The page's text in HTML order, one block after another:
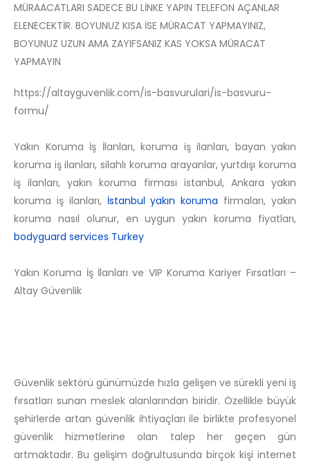
MÜRAACATLARI SADECE BU LİNKE YAPIN TELEFON AÇANLAR
ELENECEKTİR. BOYUNUZ KISA İSE MÜRACAT YAPMAYINIZ,
BOYUNUZ UZUN AMA ZAYIFSANIZ KAS YOKSA MÜRACAT
YAPMAYIN
https://altayguvenlik.com/is-basvurulari/is-basvuru-
formu/
Yakın Koruma İş İlanları, koruma iş ilanları, bayan yakın
koruma iş ilanları, silahlı koruma arayanlar, yurtdışı koruma
iş ilanları, yakın koruma firması istanbul, Ankara yakın
koruma iş ilanları, İstanbul yakın koruma firmaları, yakın
koruma nasıl olunur, en uygun yakın koruma fiyatları,
bodyguard services Turkey
Yakın Koruma İş İlanları ve VIP Koruma Kariyer Fırsatları –
Altay Güvenlik
Güvenlik sektörü günümüzde hızla gelişen ve sürekli yeni iş
fırsatları sunan meslek alanlarından biridir. Özellikle büyük
şehirlerde artan güvenlik ihtiyaçları ile birlikte profesyonel
güvenlik hizmetlerine olan talep her geçen gün
artmaktadır. Bu gelişim doğrultusunda birçok kişi internet